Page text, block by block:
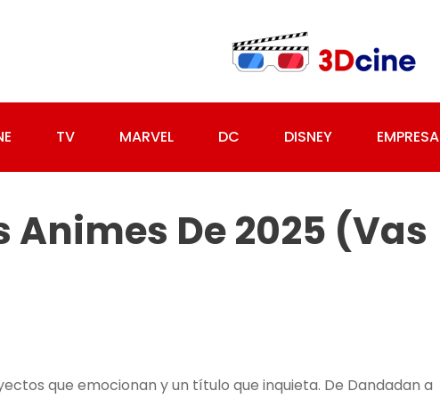
TV MARVEL DC DISNEY EMPRESA
Animes De 2025 (vas
que emocionan y un título que inquieta. De Dandadan a